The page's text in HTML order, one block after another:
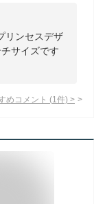
リンセスデザ
サイズです
めコメント (1 件) >